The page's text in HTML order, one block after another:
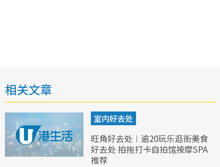
相关文章
室内好去处
旺角好去处︱逾20玩乐逛街美食
好去处 拍拖打卡自拍馆按摩SPA
推荐